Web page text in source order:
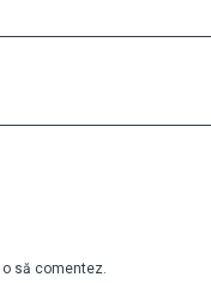
să comentez.